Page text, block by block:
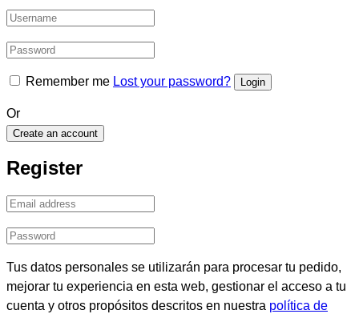
Remember me Lost your password?
Or
Create an account
Register
Tus datos personales se utilizarán para procesar tu pedido,
mejorar tu experiencia en esta web, gestionar el acceso a tu
cuenta y otros propósitos descritos en nuestra política de